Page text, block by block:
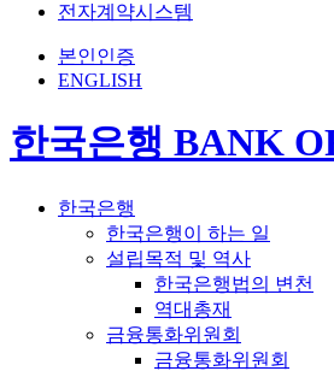
전자계약시스템
본인인증
ENGLISH
한국은행 BANK
한국은행
한국은행이 하는 일
설립목적 및 역사
한국은행법의 변천
역대총재
금융통화위원회
금융통화위원회